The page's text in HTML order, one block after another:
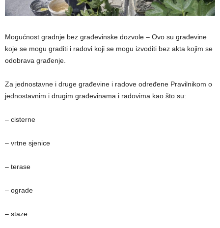
Mogućnost gradnje bez građevinske dozvole – Ovo su građevine
koje se mogu graditi i radovi koji se mogu izvoditi bez akta kojim se
odobrava građenje.
Za jednostavne i druge građevine i radove određene Pravilnikom o
jednostavnim i drugim građevinama i radovima kao što su:
– cisterne
– vrtne sjenice
– terase
– ograde
– staze